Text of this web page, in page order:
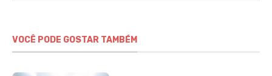
VOCÊ PODE GOSTAR TAMBÉM